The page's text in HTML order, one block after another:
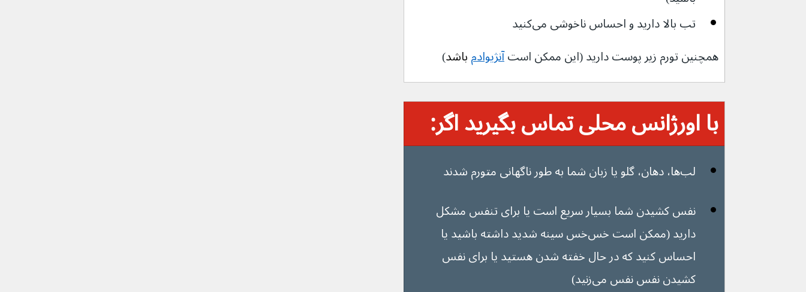
تب بالا دارید و احساس ناخوشی می‌کنید
همچنین تورم زیر پوست دارید (این ممکن است آنژیوادم باشد)
با اورژانس محلی تماس بگیرید اگر:
لب‌ها، دهان، گلو یا زبان شما به طور ناگهانی متورم شدند
نفس کشیدن شما بسیار سریع است یا برای تنفس مشکل
دارید (ممکن است خس‌خس سینه شدید داشته باشید یا
احساس کنید که در حال خفته شدن هستید یا برای نفس
کشیدن نفس نفس می‌زنید)